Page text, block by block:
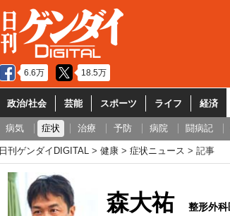
6.6万 18.5万
政治/社会 芸能 スポーツ ライフ 経済
病気 症状 治療 予防 病院 闘病記
日刊ゲンダイDIGITAL 健康 症状ニュース 記事
森大祐 整形外科